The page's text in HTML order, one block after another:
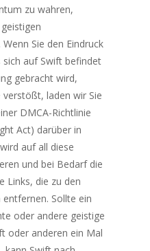
zu wahren,
Sie den Eindruck
auf Swift befindet
gebracht wird,
laden wir Sie
DMCA-Richtlinie
Act) darüber in
auf all diese
und bei Bedarf die
Links, die zu den
Sollte ein
oder andere geistige
oder anderen ein Mal